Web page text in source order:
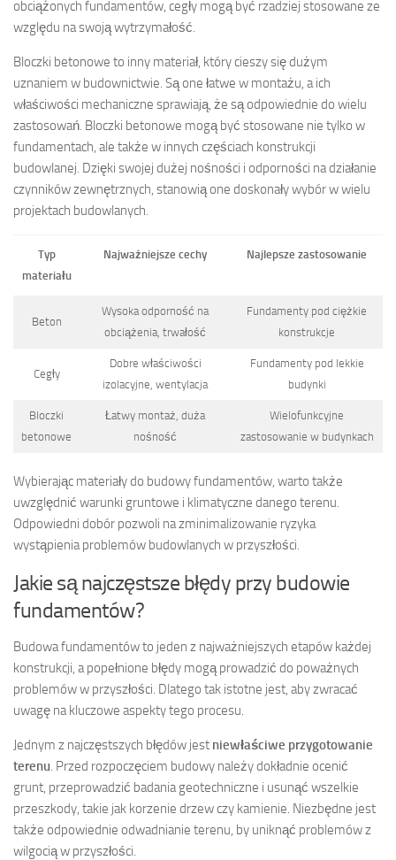
obciążonych fundamentów, cegły mogą być rzadziej stosowane ze
względu na swoją wytrzymałość.
Bloczki betonowe to inny materiał, który cieszy się dużym
uznaniem w budownictwie. Są one łatwe w montażu, a ich
właściwości mechaniczne sprawiają, że są odpowiednie do wielu
zastosowań. Bloczki betonowe mogą być stosowane nie tylko w
fundamentach, ale także w innych częściach konstrukcji
budowlanej. Dzięki swojej dużej nośności i odporności na działanie
czynników zewnętrznych, stanowią one doskonały wybór w wielu
projektach budowlanych.
Typ
materiału
Najważniejsze cechy Najlepsze zastosowanie
Beton
Wysoka odporność na
obciążenia, trwałość
Fundamenty pod ciężkie
konstrukcje
Cegły
Dobre właściwości
izolacyjne, wentylacja
Fundamenty pod lekkie
budynki
Bloczki
betonowe
Łatwy montaż, duża
nośność
Wielofunkcyjne
zastosowanie w budynkach
Wybierając materiały do budowy fundamentów, warto także
uwzględnić warunki gruntowe i klimatyczne danego terenu.
Odpowiedni dobór pozwoli na zminimalizowanie ryzyka
wystąpienia problemów budowlanych w przyszłości.
Jakie są najczęstsze błędy przy budowie
fundamentów?
Budowa fundamentów to jeden z najważniejszych etapów każdej
konstrukcji, a popełnione błędy mogą prowadzić do poważnych
problemów w przyszłości. Dlatego tak istotne jest, aby zwracać
uwagę na kluczowe aspekty tego procesu.
Jednym z najczęstszych błędów jest niewłaściwe przygotowanie
terenu. Przed rozpoczęciem budowy należy dokładnie ocenić
grunt, przeprowadzić badania geotechniczne i usunąć wszelkie
przeszkody, takie jak korzenie drzew czy kamienie. Niezbędne jest
także odpowiednie odwadnianie terenu, by uniknąć problemów z
wilgocią w przyszłości.